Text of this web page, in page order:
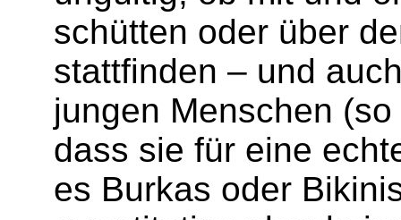
schütten oder über
stattfinden – und
jungen Menschen
dass sie für eine
es Burkas oder